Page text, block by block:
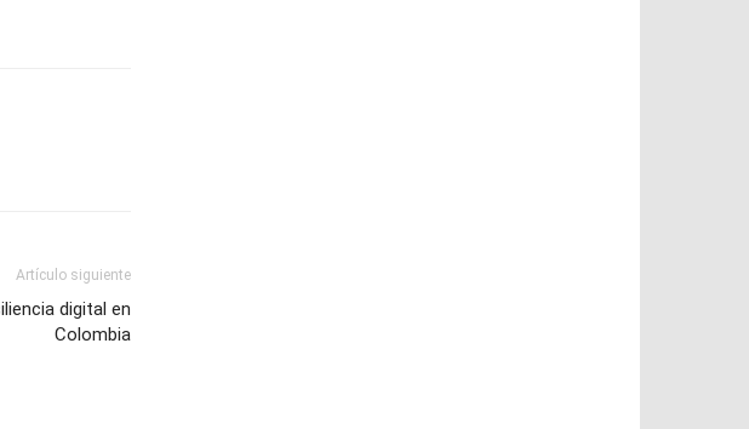
Artículo siguiente
digital en
Colombia